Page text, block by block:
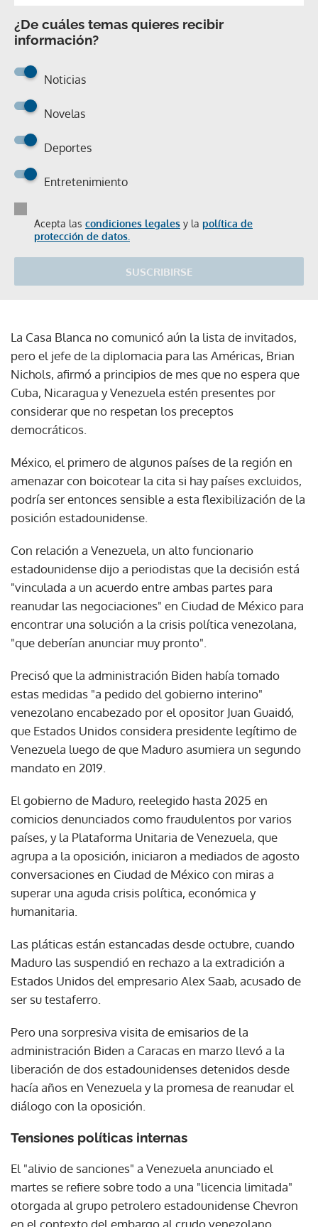
¿De cuáles temas quieres recibir
información?
Noticias
Novelas
Deportes
Entretenimiento
Acepta las condiciones legales y la política de
protección de datos.
SUSCRIBIRSE
La Casa Blanca no comunicó aún la lista de invitados,
pero el jefe de la diplomacia para las Américas, Brian
Nichols, afirmó a principios de mes que no espera que
Cuba, Nicaragua y Venezuela estén presentes por
considerar que no respetan los preceptos
democráticos.
México, el primero de algunos países de la región en
amenazar con boicotear la cita si hay países excluidos,
podría ser entonces sensible a esta flexibilización de la
posición estadounidense.
Con relación a Venezuela, un alto funcionario
estadounidense dijo a periodistas que la decisión está
"vinculada a un acuerdo entre ambas partes para
reanudar las negociaciones" en Ciudad de México para
encontrar una solución a la crisis política venezolana,
"que deberían anunciar muy pronto".
Precisó que la administración Biden había tomado
estas medidas "a pedido del gobierno interino"
venezolano encabezado por el opositor Juan Guaidó,
que Estados Unidos considera presidente legítimo de
Venezuela luego de que Maduro asumiera un segundo
mandato en 2019.
El gobierno de Maduro, reelegido hasta 2025 en
comicios denunciados como fraudulentos por varios
países, y la Plataforma Unitaria de Venezuela, que
agrupa a la oposición, iniciaron a mediados de agosto
conversaciones en Ciudad de México con miras a
superar una aguda crisis política, económica y
humanitaria.
Las pláticas están estancadas desde octubre, cuando
Maduro las suspendió en rechazo a la extradición a
Estados Unidos del empresario Alex Saab, acusado de
ser su testaferro.
Pero una sorpresiva visita de emisarios de la
administración Biden a Caracas en marzo llevó a la
liberación de dos estadounidenses detenidos desde
hacía años en Venezuela y la promesa de reanudar el
diálogo con la oposición.
Tensiones políticas internas
El "alivio de sanciones" a Venezuela anunciado el
martes se refiere sobre todo a una "licencia limitada"
otorgada al grupo petrolero estadounidense Chevron
en el contexto del embargo al crudo venezolano,